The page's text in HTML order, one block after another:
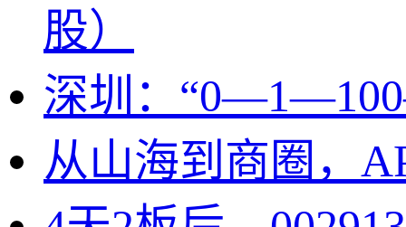
股）
深圳：
从山海到商圈，